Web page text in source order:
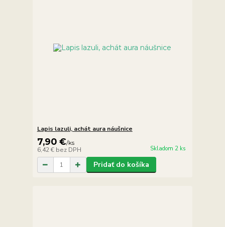
Lapis lazuli, achát aura náušnice
7,90 €/ks
6,42 € bez DPH Skladom 2 ks
Pridať do košíka